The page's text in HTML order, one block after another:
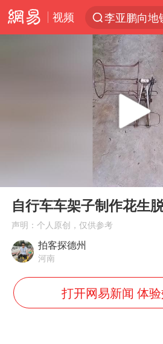
视频
探寻“技能
周杰伦方辟
官方通报传
台风白海豚
因凡蒂诺首
《Monica》
人贩子“梅姨
Play
自行车车架子制作花生
声明：个人原创，仅供参考
拍客探德州
河南
打开网易新闻 体